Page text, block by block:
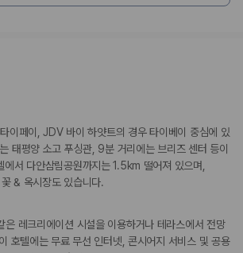
는 카모아에서 어떻게 하나요?
역을 선택하면 제주도 렌트카 업체별 가격, 차종,
을 한 번에 비교할 수 있습니다.
는 무엇을 기준으로 비교해야 하나요?
카도 비교할 수 있나요?
교 시 보험도 함께 비교할 수 있나요?
제주 렌트카를 비교해야 하나요?
비교 주요 링크
간 최저가 가격비교
웃
서비스
직원
이페이, JDV 바이 하얏트의 경우 타이베이 중심에 있
태평양 소고 푸싱관, 9분 거리에는 브리즈 센터 등이
서 다안삼림공원까지는 1.5km 떨어져 있으며,
& 옥시장도 있습니다.
레크리에이션 시설을 이용하거나 테라스에서 전망
호텔에는 무료 무선 인터넷, 콘시어지 서비스 및 공용